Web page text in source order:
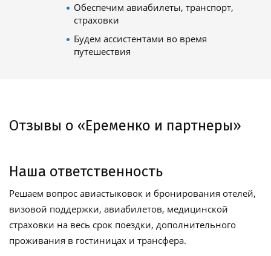
Обеспечим авиабилеты, транспорт,
страховки
Будем ассистентами во время
путешествия
Отзывы о «Еременко и партнеры»
Наша ответственность
Решаем вопрос авиастыковок и бронирования отелей,
визовой поддержки, авиабилетов, медицинской
страховки на весь срок поездки, дополнительного
проживания в гостиницах и трансфера.